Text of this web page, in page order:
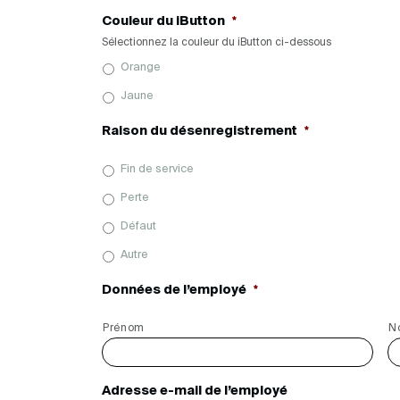
Couleur du iButton *
Sélectionnez la couleur du iButton ci-dessous
Orange
Jaune
Raison du désenregistrement *
Fin de service
Perte
Défaut
Autre
Données de l’employé *
Prénom
Adresse e-mail de l’employé